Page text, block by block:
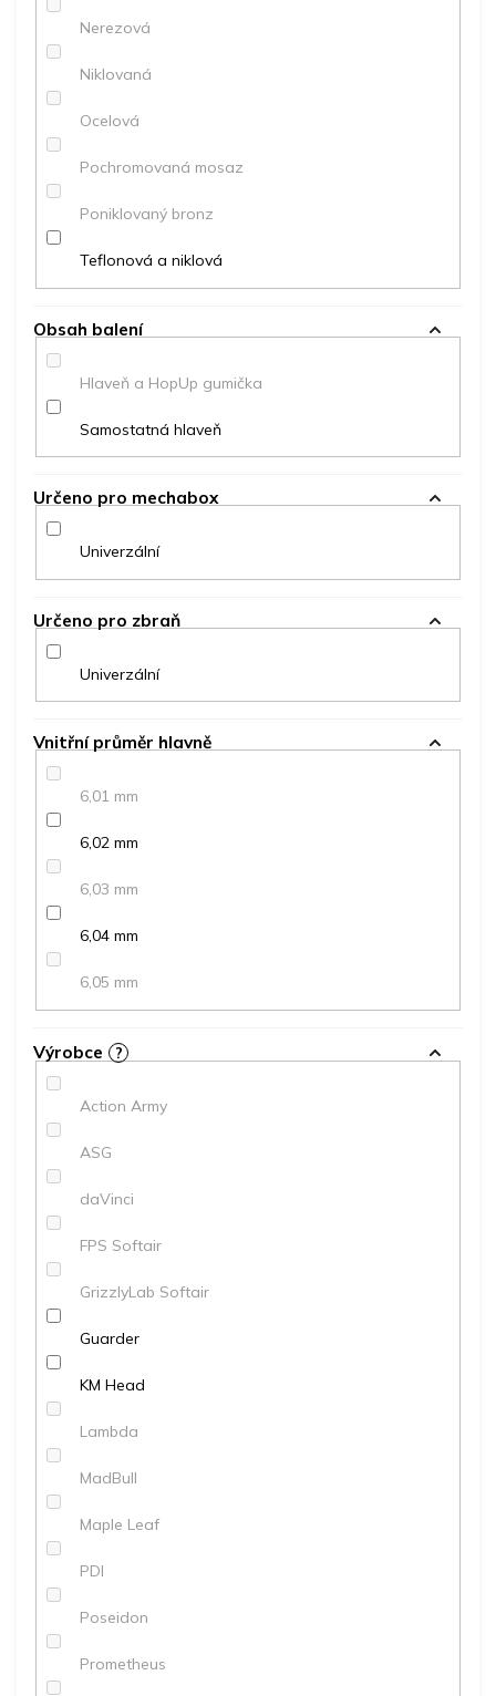
Nerezová
Niklovaná
Ocelová
Pochromovaná mosaz
Poniklovaný bronz
Teflonová a niklová
Obsah balení
Hlaveň a HopUp gumička
Samostatná hlaveň
Určeno pro mechabox
Univerzální
Určeno pro zbraň
Univerzální
Vnitřní průměr hlavně
6,01 mm
6,02 mm
6,03 mm
6,04 mm
6,05 mm
Výrobce ?
Action Army
ASG
daVinci
FPS Softair
GrizzlyLab Softair
Guarder
KM Head
Lambda
MadBull
Maple Leaf
PDI
Poseidon
Prometheus